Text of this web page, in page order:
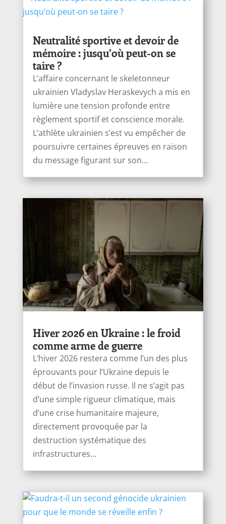
Neutralité sportive et devoir de
mémoire : jusqu’où peut-on se
taire ?
L’affaire concernant le skeletonneur
ukrainien Vladyslav Heraskevych a mis en
lumière une tension profonde entre
règlement sportif et conscience morale.
L’athlète ukrainien s’est vu empêcher de
poursuivre certaines épreuves en raison
du message figurant sur son...
Hiver 2026 en Ukraine : le froid
comme arme de guerre
L’hiver 2026 restera comme l’un des plus
éprouvants pour l’Ukraine depuis le
début de l’invasion russe. Il ne s’agit pas
d’une simple rigueur climatique, mais
d’une crise humanitaire majeure,
directement provoquée par la
destruction systématique des
infrastructures...